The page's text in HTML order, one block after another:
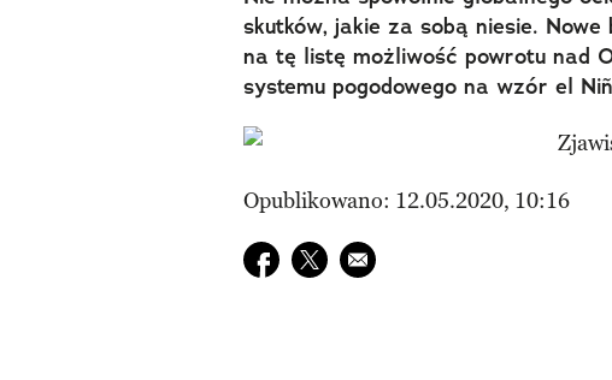
skutków, jakie za sobą niesie. Nowe
na tę listę możliwość powrotu nad
systemu pogodowego na wzór el
Opublikowano: 12.05.2020, 10:16
Udostępnij na facebook
Udostępnij na twitter
E-mail do przyjaciela